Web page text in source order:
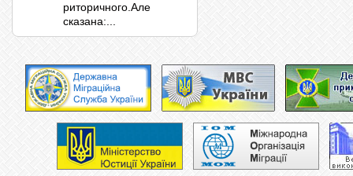
риторичного.Але
сказана:...